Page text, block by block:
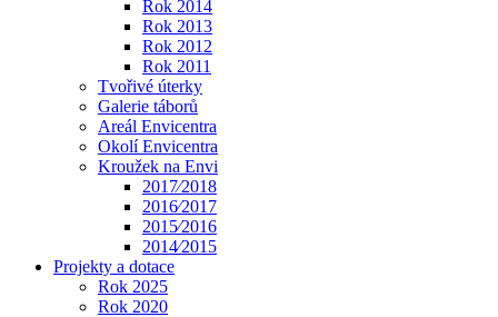
Rok 2014
Rok 2013
Rok 2012
Rok 2011
Tvořivé úterky
Galerie táborů
Areál Envicentra
Okolí Envicentra
Kroužek na Envi
2017⁄2018
2016⁄2017
2015⁄2016
2014⁄2015
Projekty a dotace
Rok 2025
Rok 2020